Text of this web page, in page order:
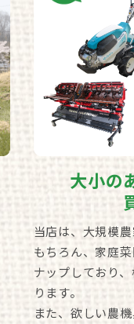
大小の
当店は、大規模
もちろん、家庭
ナップしており
ります。
また、欲しい農